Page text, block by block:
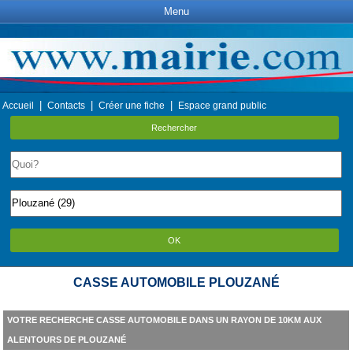
Menu
Accueil Contacts Créer une fiche Espace grand public
Rechercher
OK
CASSE AUTOMOBILE PLOUZANÉ
VOTRE RECHERCHE CASSE AUTOMOBILE DANS UN RAYON DE 10KM AUX
ALENTOURS DE PLOUZANÉ